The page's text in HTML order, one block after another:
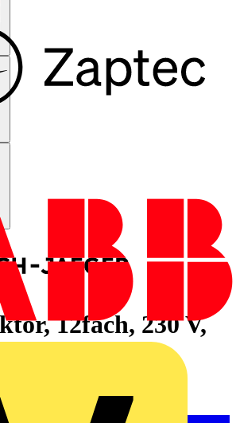
12fach, 230 V,
Busch-